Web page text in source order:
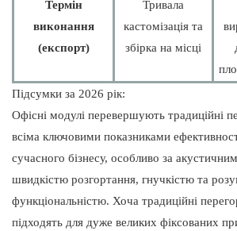
Термін
виконання
(експорт)
Тривала
кастомізація та
збірка на місці
Підсумки за 2026 рік:
Офісні модулі перевершують традиційні
всіма ключовими показниками
сучасного бізнесу, особливо за
швидкістю розгортання, гнучкістю та
функціональністю. Хоча традиційні
підходять для дуже великих фіксованих